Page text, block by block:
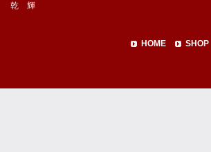
乾 輝
HOME SHOP